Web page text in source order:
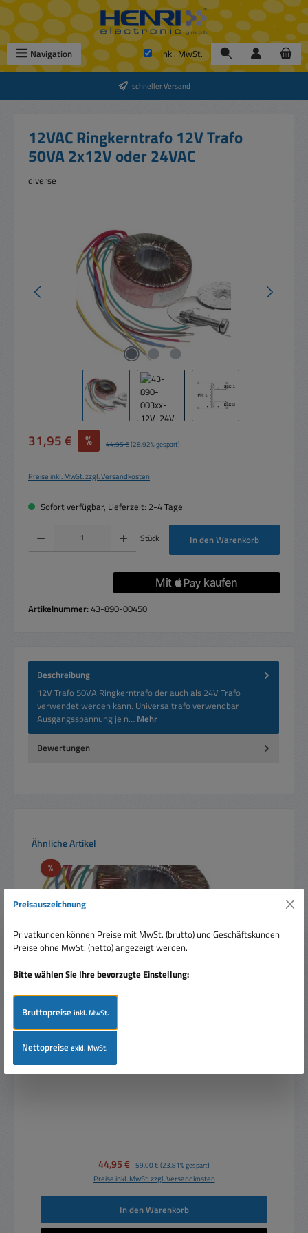
Zum Hauptinhalt springen
Navigation inkl. MwSt.
schneller Versand
12VAC Ringkerntrafo 12V Trafo
50VA 2x12V oder 24VAC
diverse
Verkaufspreis:
31,95 € % Regulärer Preis:
44,95 €(28.92% gespart)
Preise inkl. MwSt. zzgl. Versandkosten
Sofort verfügbar, Lieferzeit: 2-4 Tage
Produkt Anzahl: Gib den gewünschten Wert ein oder benutze die Schaltflächen um
Stück In den Warenkorb
Artikelnummer:43-890-00450
Beschreibung
12V Trafo 50VA Ringkerntrafo der auch als 24V Trafo
verwendet werden kann. Universaltrafo verwendbar
Ausgangsspannung je n… Mehr
Bewertungen
Produktgalerie überspringen
Ähnliche Artikel
%Rabatt
12VAC Ringkerntrafo 12V Trafo 80VA 2x12V oder
Verkaufspreis:
44,95 € Regulärer Preis:
59,00 € (23.81% gespart)
Preise inkl. MwSt. zzgl. Versandkosten
In den Warenkorb
Preisauszeichnung
Privatkunden können Preise mit MwSt. (brutto) und Geschäftskunden
Preise ohne MwSt. (netto) angezeigt werden.
Bitte wählen Sie Ihre bevorzugte Einstellung:
Bruttopreiseinkl. MwSt.
Nettopreiseexkl. MwSt.